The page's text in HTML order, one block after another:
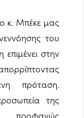
κ. Μπέκε μας
του
στην
πρόταση.
της
προφανώς